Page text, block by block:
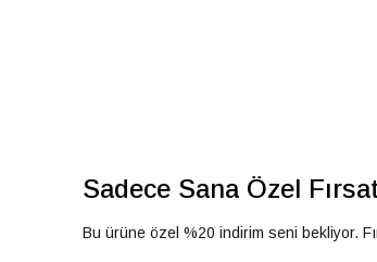
Sadece Sana Özel
Bu ürüne özel %20 indirim seni bekliyor.